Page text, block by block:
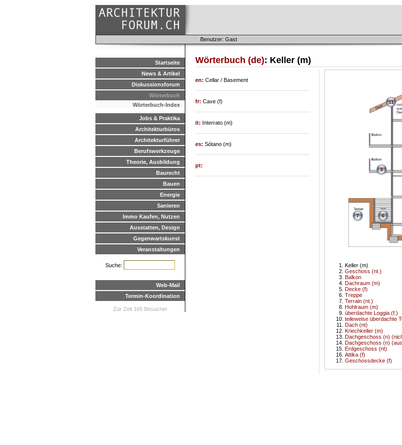
Benutzer: Gast
Startseite
News & Artikel
Diskussionsforum
Wörterbuch
Wörterbuch-Index
Jobs & Praktika
Architekturbüros
Architekturführer
Berufswerkzeuge
Theorie, Ausbildung
Baurecht
Bauen
Energie
Sanieren
Immo Kaufen, Nutzen
Ausstatten, Design
Gegenwartskunst
Veranstaltungen
Suche:
Web-Mail
Termin-Koordination
Zur Zeit 165 Besucher
Wörterbuch (de): Keller (m)
Keller (m)
Geschoss (nt.)
Balkon
3
Dachraum (m)
Decke (f)
Treppe
6
Terrain (nt.)
7
Hohlraum (m)
überdachte Loggia (f.)
teileweise überdachte
Dach (nt)
11
Kriechkeller (m)
Dachgeschoss (n)
Dachgeschoss (n)
Erdgeschoss (nt)
Attika (f)
Geschossdecke (f)
en: Cellar / Basement
fr: Cave (f)
it: Interrato (m)
es: Sótano (m)
pt: